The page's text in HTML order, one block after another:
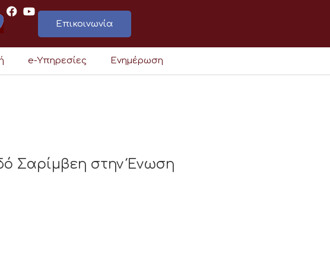
Επικοινωνία
e-Υπηρεσίες Ενημέρωση
Σαρίμβεη στην Ένωση